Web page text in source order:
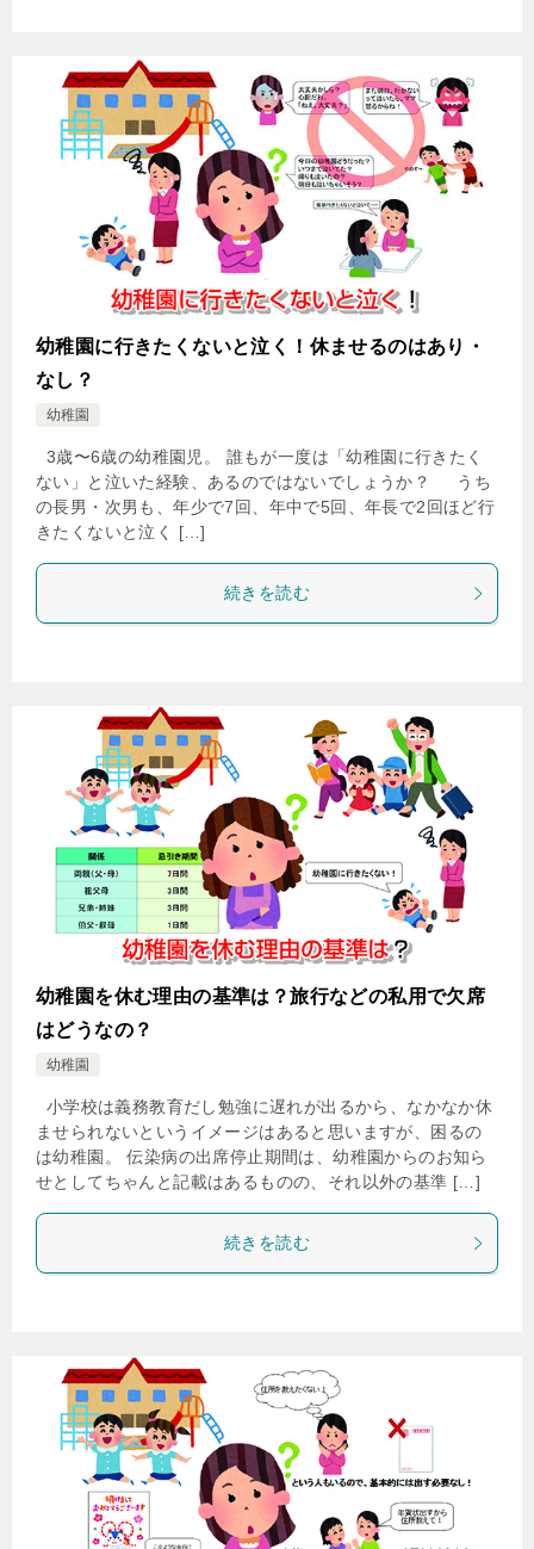
幼稚園に行きたくないと泣く！休ませるのはあり・
なし？
幼稚園
3歳〜6歳の幼稚園児。 誰もが一度は「幼稚園に行きたく
ない」と泣いた経験、あるのではないでしょうか？ うち
の長男・次男も、年少で7回、年中で5回、年長で2回ほど行
きたくないと泣く […]
続きを読む
幼稚園を休む理由の基準は？旅行などの私用で欠席
はどうなの？
幼稚園
小学校は義務教育だし勉強に遅れが出るから、なかなか休
ませられないというイメージはあると思いますが、困るの
は幼稚園。 伝染病の出席停止期間は、幼稚園からのお知ら
せとしてちゃんと記載はあるものの、それ以外の基準 […]
続きを読む